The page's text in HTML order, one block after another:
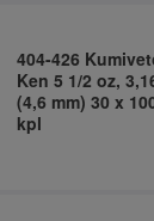
404-426
Ken 5 1/2 oz,
(4,6 mm) 30 x
kpl